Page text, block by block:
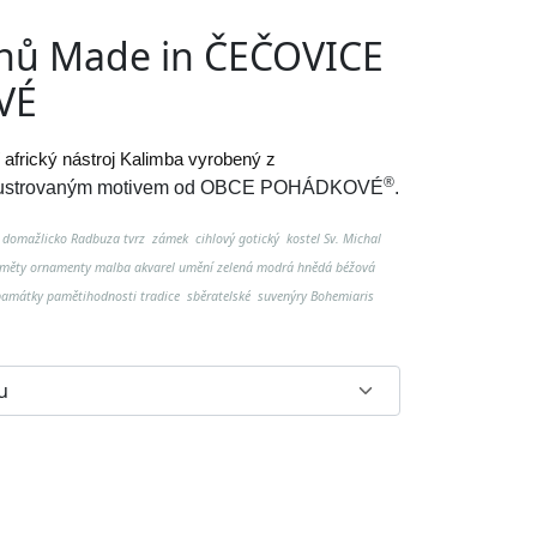
Made in ČEČOVICE
nástroj Kalimba vyrobený z
motivem od OBCE POHÁDKOVÉ®.
Radbuza tvrz zámek cihlový gotický kostel Sv. Michal
ornamenty malba akvarel umění zelená modrá hnědá béžová
pamětihodnosti tradice sběratelské suvenýry Bohemiaris